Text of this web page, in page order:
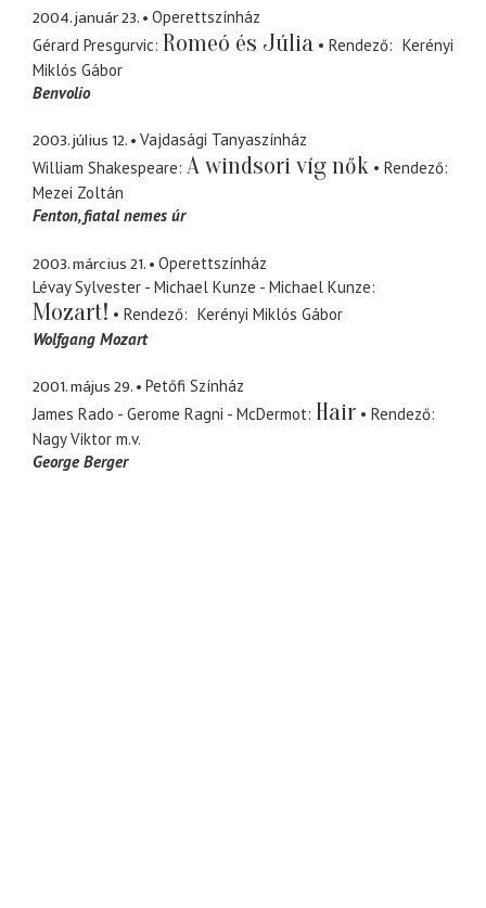
2004. január 23.
Operettszínház
Gérard Presgurvic Romeó és Júlia Rendező
Kerényi
Miklós Gábor
Benvolio
2003. július 12.
Vajdasági Tanyaszínház
William Shakespeare A windsori víg nők
Rendező
Mezei Zoltán
Fenton fiatal nemes úr
2003. március 21.
Operettszínház
Lévay Sylvester - Michael Kunze - Michael Kunze
Mozart! Rendező
Kerényi Miklós Gábor
Wolfgang Mozart
2001. május 29.
Petőfi Színház
James Rado - Gerome Ragni - McDermot Hair
Rendező
Nagy Viktor m.v.
George Berger